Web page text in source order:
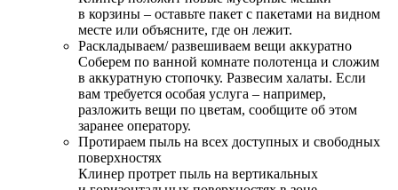
в корзины – оставьте пакет с пакетами на видном
месте или объясните, где он лежит.
Раскладываем/ развешиваем вещи аккуратно
Соберем по ванной комнате полотенца и сложим
в аккуратную стопочку. Развесим халаты. Если
вам требуется особая услуга – например,
разложить вещи по цветам, сообщите об этом
заранее оператору.
Протираем пыль на всех доступных и свободных
поверхностях
Клинер протрет пыль на вертикальных